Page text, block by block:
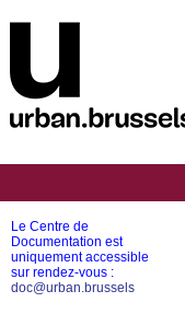
Le Centre de
Documentation est
uniquement accessible
sur rendez-vous :
doc@urban.brussels